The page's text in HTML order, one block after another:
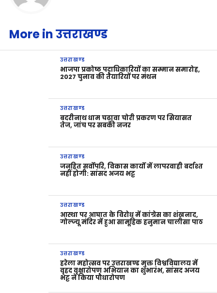
More in उत्तराखण्ड
उत्तराखण्ड
भाजपा प्रकोष्ठ पदाधिकारियों का सम्मान समारोह,
2027 चुनाव की तैयारियों पर मंथन
उत्तराखण्ड
बदरीनाथ धाम चढ़ावा चोरी प्रकरण पर सियासत
तेज, जांच पर सबकी नजर
उत्तराखण्ड
जनहित सर्वोपरि, विकास कार्यों में लापरवाही बर्दाश्त
नहीं होगी: सांसद अजय भट्ट
उत्तराखण्ड
आस्था पर आघात के विरोध में कांग्रेस का शंखनाद,
गोल्ज्यू मंदिर में हुआ सामूहिक हनुमान चालीसा पाठ
उत्तराखण्ड
हरेला महोत्सव पर उत्तराखण्ड मुक्त विश्वविद्यालय में
वृहद वृक्षारोपण अभियान का शुभारंभ, सांसद अजय
भट्ट ने किया पौधारोपण